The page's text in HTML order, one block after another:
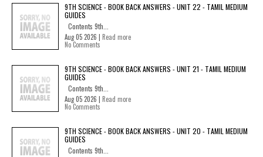
9TH SCIENCE - BOOK BACK ANSWERS - UNIT 22 - TAMIL MEDIUM
GUIDES
Contents 9th...
Aug 05 2026 | Read more
No Comments
9TH SCIENCE - BOOK BACK ANSWERS - UNIT 21 - TAMIL MEDIUM
GUIDES
Contents 9th...
Aug 05 2026 | Read more
No Comments
9TH SCIENCE - BOOK BACK ANSWERS - UNIT 20 - TAMIL MEDIUM
GUIDES
Contents 9th...